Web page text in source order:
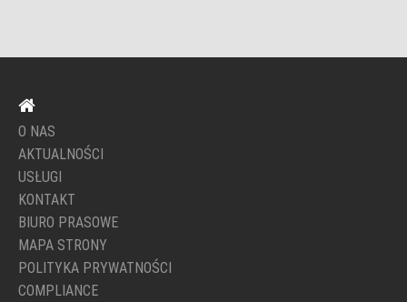
O NAS
AKTUALNOŚCI
USŁUGI
KONTAKT
BIURO PRASOWE
MAPA STRONY
POLITYKA PRYWATNOŚCI
COMPLIANCE